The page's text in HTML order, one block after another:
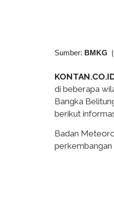
Sumber: BMKG |
di beberapa
Bangka
berikut
Badan
perkembangan